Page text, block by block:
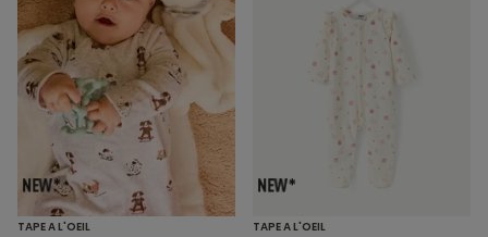
TAPE A L'OEIL TAPE A L'OEIL